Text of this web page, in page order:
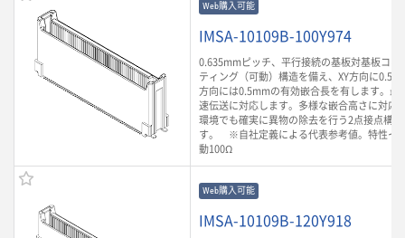
Web購入可能
IMSA-10109B-100Y974
0.635mmピッチ、平行接続の基板対基板コネ
ティング（可動）構造を備え、XY方向に
方向には0.5mmの有効嵌合長を有します。
速伝送に対応します。多様な嵌合高さに対応
環境でも確実に異物の除去を行う2点接点構
す。 ※自社定義による代表参考値。特性イ
動100Ω
Web購入可能
IMSA-10109B-120Y918